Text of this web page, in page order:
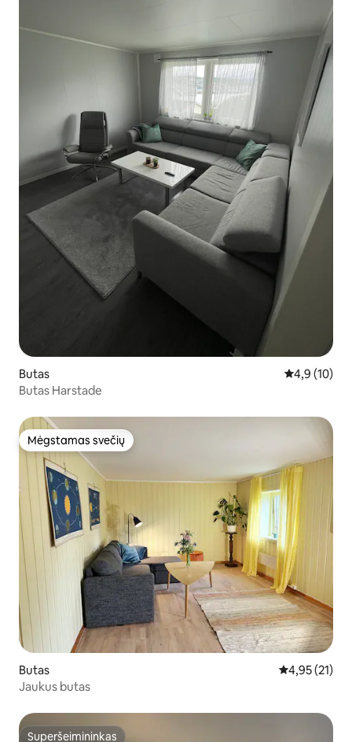
Butas Vidutinis
4,9 (10)
Butas Harstade
Mėgstamas svečių
Mėgstamas svečių
Butas Vidutinis
4,95 (21)
Jaukus butas
Superšeimininkas